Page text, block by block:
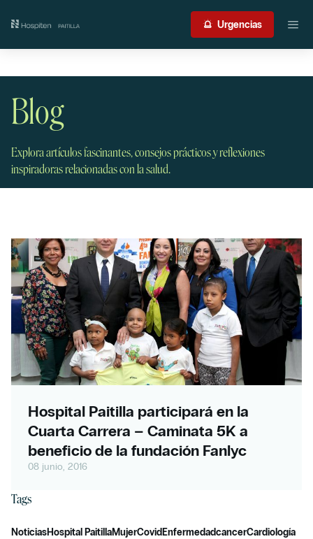
Urgencias
International Patient
Acceso profesionales
Urgencias Portal de resultados
Blog
Explora artículos fascinantes, consejos prácticos y reflexiones
inspiradoras relacionadas con la salud.
Hospital Paitilla participará en la
Cuarta Carrera – Caminata 5K a
beneficio de la fundación Fanlyc
08 junio, 2016
Tags
NoticiasHospital PaitillaMujerCovid EnfermedadcancerCardiología